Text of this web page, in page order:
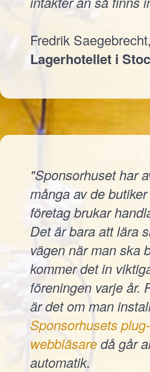
Fredrik Saegebrecht,
Lagerhotellet i
"Sponsorhuset har
många av de
företag brukar
Det är bara att lära
vägen när man ska
kommer det in
föreningen varje år.
är det om man
Sponsorhusets
webbläsaredå går
automatik.